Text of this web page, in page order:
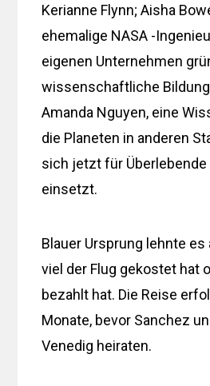
Kerianne Flynn; Aisha
ehemalige NASA -
eigenen Unternehmen
wissenschaftliche
Amanda Nguyen, eine
die Planeten in anderen
sich jetzt für
einsetzt.
Blauer Ursprung lehnte es
viel der Flug gekostet hat
bezahlt hat. Die Reise
Monate, bevor Sanchez
Venedig heiraten.